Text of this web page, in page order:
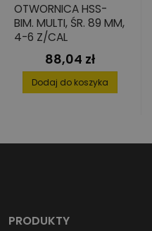
OTWORNICA HSS-
BIM. MULTI, ŚR. 89 MM,
4-6 Z/CAL
Cena
88,04 zł
Dodaj do koszyka
PRODUKTY